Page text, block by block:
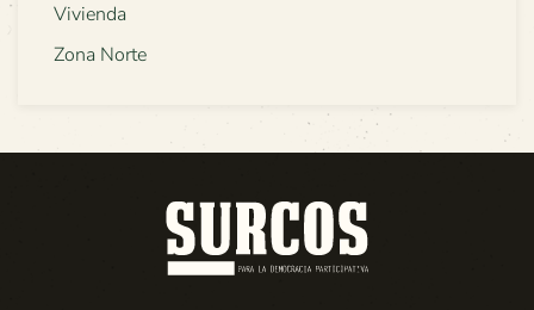
Vivienda
Zona Norte